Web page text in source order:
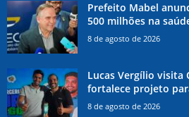
Prefeito Mabel
500 milhões na
8 de agosto de 2026
Lucas Vergílio visita
fortalece projeto
8 de agosto de 2026